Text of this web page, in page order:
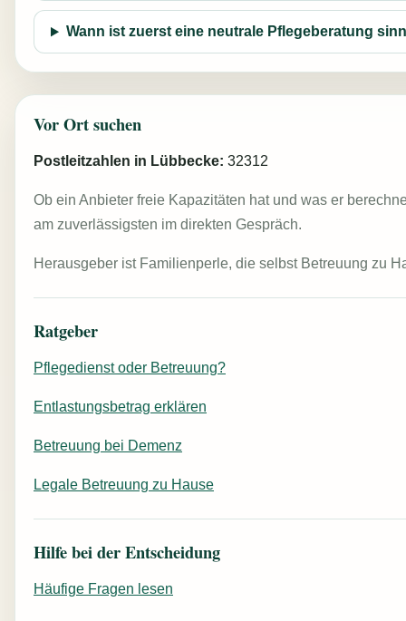
Wann ist zuerst eine neutrale Pflegeberatung
Vor Ort suchen
Postleitzahlen in Lübbecke: 32312
Ob ein Anbieter freie Kapazitäten hat und was er
am zuverlässigsten im direkten Gespräch.
Herausgeber ist Familienperle, die selbst Betreuung zu
Ratgeber
Pflegedienst oder Betreuung?
Entlastungsbetrag erklären
Betreuung bei Demenz
Legale Betreuung zu Hause
Hilfe bei der Entscheidung
Häufige Fragen lesen